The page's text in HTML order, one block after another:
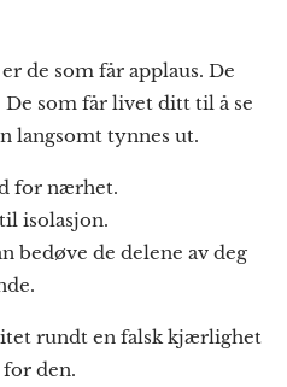
de som får applaus. De
som får livet ditt til å se
langsomt tynnes ut.
for nærhet.
isolasjon.
bedøve de delene av deg
rundt en falsk kjærlighet
den.